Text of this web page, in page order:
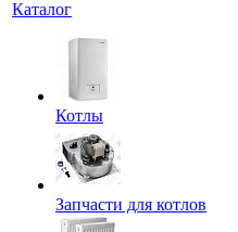
Каталог
Котлы
Запчасти для котлов